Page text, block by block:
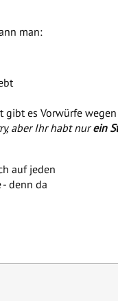
man:
es Vorwürfe
aber Ihr habt nurein
auf jeden
denn da